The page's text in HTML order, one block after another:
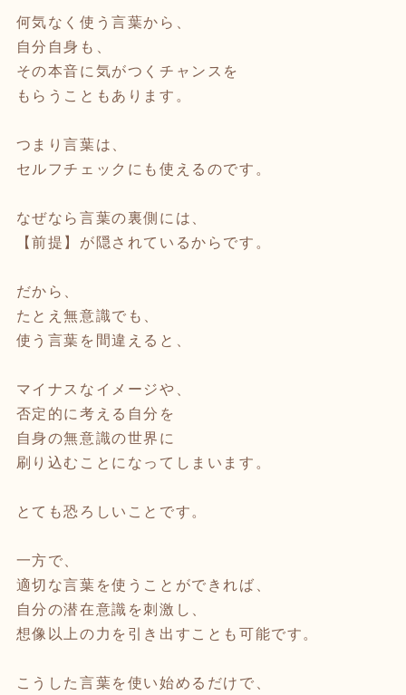
何気なく使う言葉から、
自分自身も、
その本音に気がつくチャンスを
もらうこともあります。
つまり言葉は、
セルフチェックにも使えるのです。
なぜなら言葉の裏側には、
【前提】が隠されているからです。
だから、
たとえ無意識でも、
使う言葉を間違えると、
マイナスなイメージや、
否定的に考える自分を
自身の無意識の世界に
刷り込むことになってしまいます。
とても恐ろしいことです。
一方で、
適切な言葉を使うことができれば、
自分の潜在意識を刺激し、
想像以上の力を引き出すことも可能です。
こうした言葉を使い始めるだけで、